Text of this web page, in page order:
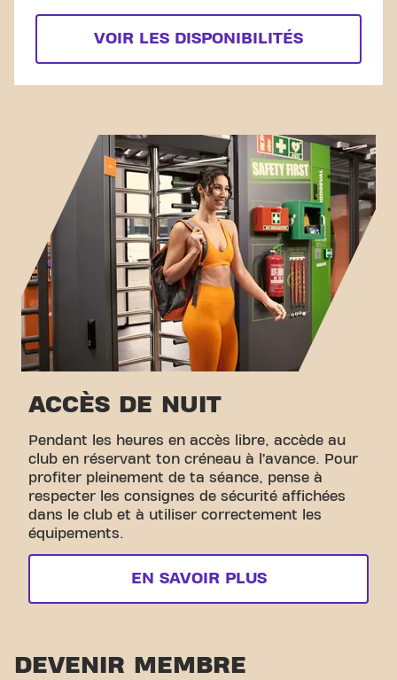
VOIR LES DISPONIBILITÉS
ACCÈS DE NUIT
Pendant les heures en accès libre, accède au
club en réservant ton créneau à l’avance. Pour
profiter pleinement de ta séance, pense à
respecter les consignes de sécurité affichées
dans le club et à utiliser correctement les
équipements.
EN SAVOIR PLUS
DEVENIR MEMBRE